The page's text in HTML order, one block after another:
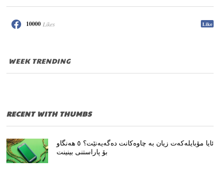
10000 Likes Like
WEEK TRENDING
RECENT WITH THUMBS
ئایا مۆبایلەکەت زیان بە چاوەکانت دەگەیەنێت؟ ٥ هەنگاو
بۆ پاراستنی بینینت